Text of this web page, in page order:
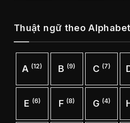
Thuật ngữ theo Alphabet
A (12) B (9) C (7)
E (6) F (8) G (4)